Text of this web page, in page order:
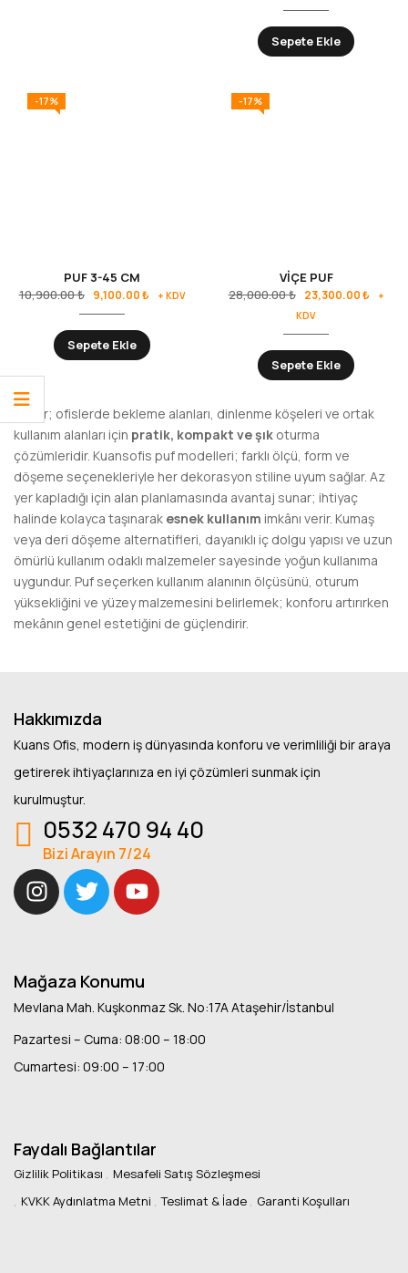
Sepete Ekle
-17%
PUF 3-45 CM
10,900.00₺ 9,100.00₺ + KDV
Sepete Ekle
-17%
VİÇE PUF
28,000.00₺ 23,300.00₺
+
KDV
Sepete Ekle
Puflar; ofislerde bekleme alanları, dinlenme köşeleri ve ortak
kullanım alanları için pratik, kompakt ve şık oturma
çözümleridir. Kuansofis puf modelleri; farklı ölçü, form ve
döşeme seçenekleriyle her dekorasyon stiline uyum sağlar. Az
yer kapladığı için alan planlamasında avantaj sunar; ihtiyaç
halinde kolayca taşınarak esnek kullanım imkânı verir. Kumaş
veya deri döşeme alternatifleri, dayanıklı iç dolgu yapısı ve uzun
ömürlü kullanım odaklı malzemeler sayesinde yoğun kullanıma
uygundur. Puf seçerken kullanım alanının ölçüsünü, oturum
yüksekliğini ve yüzey malzemesini belirlemek; konforu artırırken
mekânın genel estetiğini de güçlendirir.
Hakkımızda
Kuans Ofis, modern iş dünyasında konforu ve verimliliği bir araya
getirerek ihtiyaçlarınıza en iyi çözümleri sunmak için
kurulmuştur.
0532 470 94 40
Bizi Arayın 7/24
Mağaza Konumu
Mevlana Mah. Kuşkonmaz Sk. No:17A Ataşehir/İstanbul
Pazartesi – Cuma: 08:00 – 18:00
Cumartesi: 09:00 – 17:00
Faydalı Bağlantılar
Gizlilik Politikası
Mesafeli Satış Sözleşmesi
KVKK Aydınlatma Metni
Teslimat & İade Garanti Koşulları